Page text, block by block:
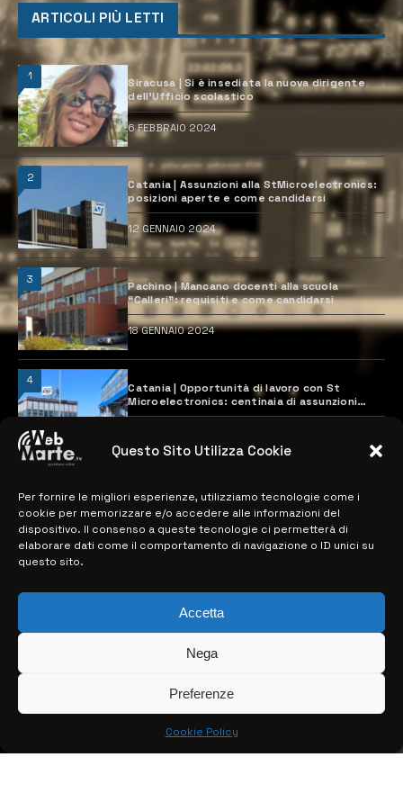
Questo Sito Utilizza Cookie
Per fornire le migliori esperienze, utilizziamo tecnologie come i
cookie per memorizzare e/o accedere alle informazioni del
dispositivo. Il consenso a queste tecnologie ci permetterà di
elaborare dati come il comportamento di navigazione o ID unici su
questo sito.
Accetta
Nega
Preferenze
Cookie Policy
ARTICOLI PIÙ LETTI
1
Siracusa | Si è insediata la nuova dirigente
dell’Ufficio scolastico
6 FEBBRAIO 2024
2
Catania | Assunzioni alla StMicroelectronics:
posizioni aperte e come candidarsi
12 GENNAIO 2024
3
Pachino | Mancano docenti alla scuola
“Calleri”: requisiti e come candidarsi
18 GENNAIO 2024
4
Catania | Opportunità di lavoro con St
Microelectronics: centinaia di assunzioni
previste
MAPPA DEL SITO
> NOTIZIE